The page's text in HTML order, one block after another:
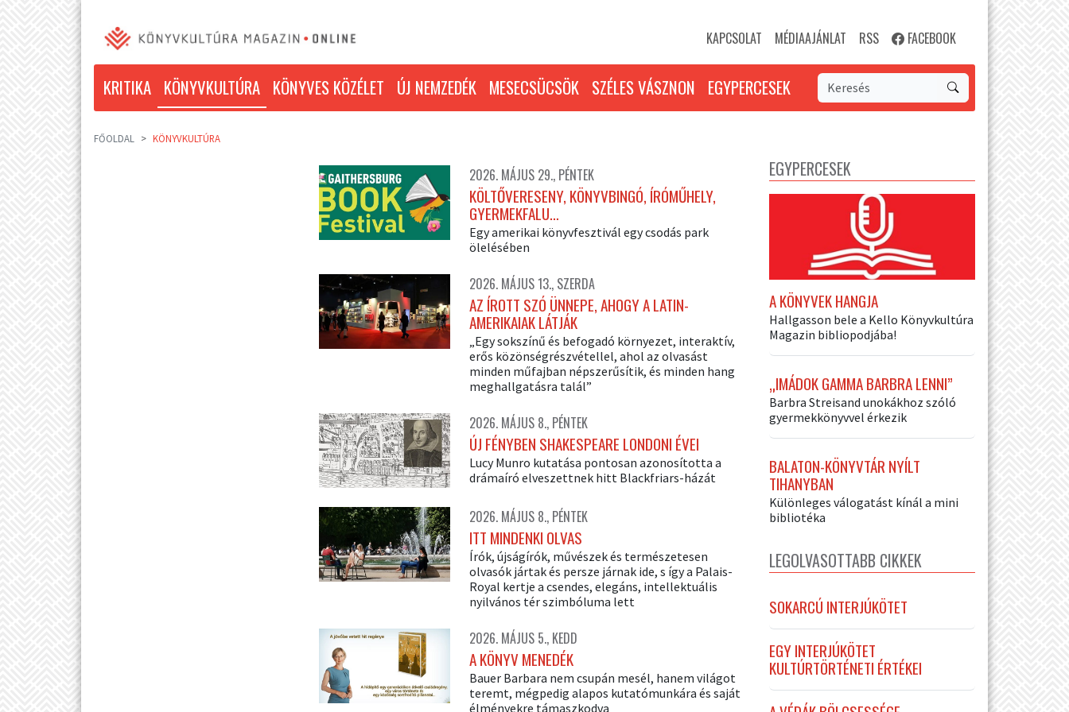
KAPCSOLAT MÉDIAAJÁNLAT RSS FACEBOOK
KRITIKA KÖNYVKULTÚRA KÖNYVES KÖZÉLET ÚJ NEMZEDÉK MESECSÜCSÖK SZÉLES VÁSZNON EGYPERCESEK
FŐOLDAL KÖNYVKULTÚRA
2026. MÁJUS 29., PÉNTEK
KÖLTŐVERESENY, KÖNYVBINGÓ, ÍRÓMŰHELY,
GYERMEKFALU…
Egy amerikai könyvfesztivál egy csodás park
ölelésében
2026. MÁJUS 13., SZERDA
AZ ÍROTT SZÓ ÜNNEPE, AHOGY A LATIN-
AMERIKAIAK LÁTJÁK
„Egy sokszínű és befogadó környezet, interaktív,
erős közönségrészvétellel, ahol az olvasást
minden műfajban népszerűsítik, és minden hang
meghallgatásra talál”
2026. MÁJUS 8., PÉNTEK
ÚJ FÉNYBEN SHAKESPEARE LONDONI ÉVEI
Lucy Munro kutatása pontosan azonosította a
drámaíró elveszettnek hitt Blackfriars-házát
2026. MÁJUS 8., PÉNTEK
ITT MINDENKI OLVAS
Írók, újságírók, művészek és természetesen
olvasók jártak és persze járnak ide, s így a Palais-
Royal kertje a csendes, elegáns, intellektuális
nyilvános tér szimbóluma lett
2026. MÁJUS 5., KEDD
A KÖNYV MENEDÉK
Bauer Barbara nem csupán mesél, hanem világot
teremt, mégpedig alapos kutatómunkára és saját
élményekre támaszkodva
EGYPERCESEK
A KÖNYVEK HANGJA
Hallgasson bele a Kello Könyvkultúra
Magazin bibliopodjába!
„IMÁDOK GAMMA BARBRA LENNI”
Barbra Streisand unokákhoz szóló
gyermekkönyvvel érkezik
BALATON-KÖNYVTÁR NYÍLT
TIHANYBAN
Különleges válogatást kínál a mini
bibliotéka
LEGOLVASOTTABB CIKKEK
SOKARCÚ INTERJÚKÖTET
EGY INTERJÚKÖTET
KULTÚRTÖRTÉNETI ÉRTÉKEI